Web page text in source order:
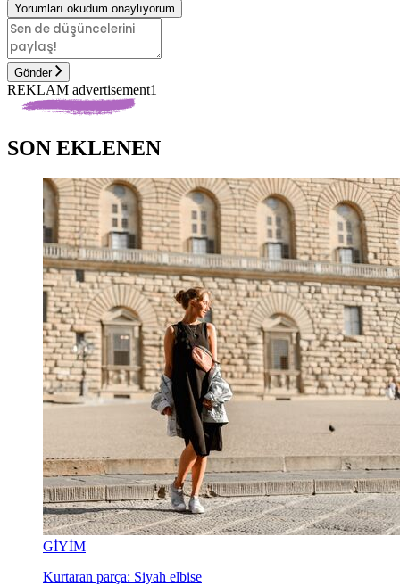
Yorumları okudum onaylıyorum
Gönder
REKLAM advertisement1
SON EKLENEN
GİYİM
Kurtaran parça: Siyah elbise